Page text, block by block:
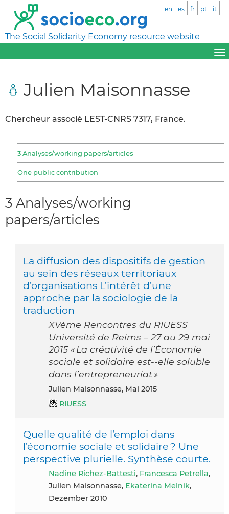
The Social Solidarity Economy resource website
en es fr pt it
Julien Maisonnasse
Chercheur associé LEST-CNRS 7317, France.
3 Analyses/working papers/articles
One public contribution
3 Analyses/working
papers/articles
La diffusion des dispositifs de gestion
au sein des réseaux territoriaux
d’organisations L’intérêt d’une
approche par la sociologie de la
traduction
XVème Rencontres du RIUESS
Université de Reims – 27 au 29 mai
2015 « La créativité de l’Économie
sociale et solidaire est-­‐elle soluble
dans l’entrepreneuriat »
Julien Maisonnasse, Mai 2015
RIUESS
Quelle qualité de l’emploi dans
l’économie sociale et solidaire ? Une
perspective plurielle. Synthèse courte.
Nadine Richez-Battesti, Francesca Petrella,
Julien Maisonnasse, Ekaterina Melnik,
Dezember 2010